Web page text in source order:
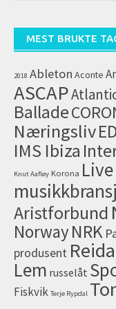
(arkiv)
MEST BRUKTE
2018 Ableton Aconte
ASCAP
Ballade
Næringsliv
IMS Ibiza
Knut Aafløy Korona
Aristforbund
NorwayNRK
produsent
Lem russelåt
Fiskvik Terje Rypdal